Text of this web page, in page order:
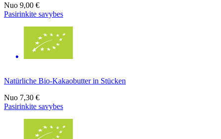
Nuo 9,00 €
Pasirinkite savybes
Natürliche Bio-Kakaobutter in Stücken
Nuo 7,30 €
Pasirinkite savybes